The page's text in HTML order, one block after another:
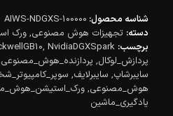
شناسه محصول: AIWS-NDGXS-100000
دسته: تجهیزات هوش مصنوعی, ورک
برچسب:
, NvidiaDGXSpark
پردازش_لوکال, پردازنده_هوش_مصنوعی
سایبرشاپ, سایبرلایف,
هوش_مصنوعی,
یادگیری_ماشین